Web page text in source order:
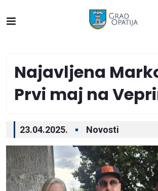
Najavljena
Prvi maj na
23.04.2025. Novosti